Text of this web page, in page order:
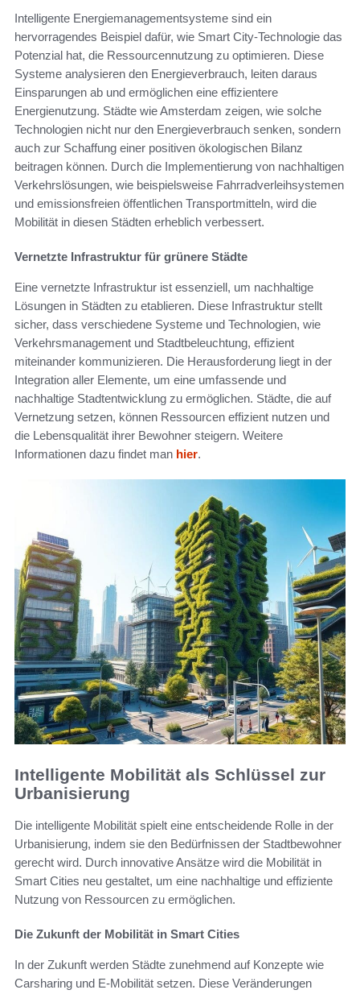
Intelligente Energiemanagementsysteme sind ein
hervorragendes Beispiel dafür, wie Smart City-Technologie das
Potenzial hat, die Ressourcennutzung zu optimieren. Diese
Systeme analysieren den Energieverbrauch, leiten daraus
Einsparungen ab und ermöglichen eine effizientere
Energienutzung. Städte wie Amsterdam zeigen, wie solche
Technologien nicht nur den Energieverbrauch senken, sondern
auch zur Schaffung einer positiven ökologischen Bilanz
beitragen können. Durch die Implementierung von nachhaltigen
Verkehrslösungen, wie beispielsweise Fahrradverleihsystemen
und emissionsfreien öffentlichen Transportmitteln, wird die
Mobilität in diesen Städten erheblich verbessert.
Vernetzte Infrastruktur für grünere Städte
Eine vernetzte Infrastruktur ist essenziell, um nachhaltige
Lösungen in Städten zu etablieren. Diese Infrastruktur stellt
sicher, dass verschiedene Systeme und Technologien, wie
Verkehrsmanagement und Stadtbeleuchtung, effizient
miteinander kommunizieren. Die Herausforderung liegt in der
Integration aller Elemente, um eine umfassende und
nachhaltige Stadtentwicklung zu ermöglichen. Städte, die auf
Vernetzung setzen, können Ressourcen effizient nutzen und
die Lebensqualität ihrer Bewohner steigern. Weitere
Informationen dazu findet man hier.
Intelligente Mobilität als Schlüssel zur
Urbanisierung
Die intelligente Mobilität spielt eine entscheidende Rolle in der
Urbanisierung, indem sie den Bedürfnissen der Stadtbewohner
gerecht wird. Durch innovative Ansätze wird die Mobilität in
Smart Cities neu gestaltet, um eine nachhaltige und effiziente
Nutzung von Ressourcen zu ermöglichen.
Die Zukunft der Mobilität in Smart Cities
In der Zukunft werden Städte zunehmend auf Konzepte wie
Carsharing und E-Mobilität setzen. Diese Veränderungen